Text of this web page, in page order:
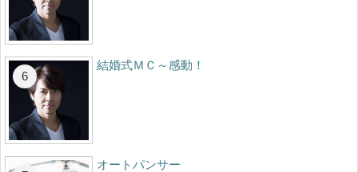
結婚式ＭＣ～感動！
オートパンサー